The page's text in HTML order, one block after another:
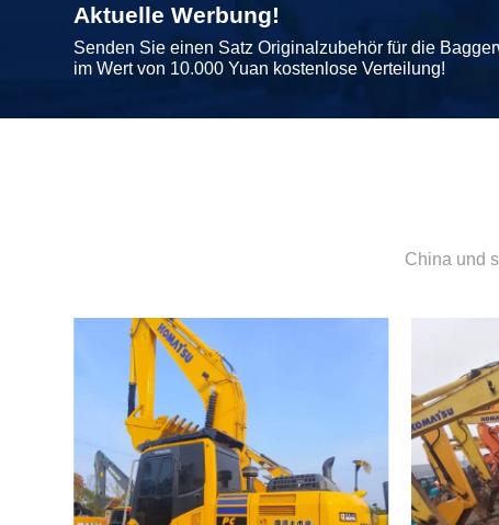
Aktuelle Werbung!
Senden Sie einen Satz Originalzubehör für die
im Wert von 10.000 Yuan kostenlose Verteilung!
China und